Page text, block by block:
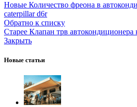
Новые Количество фреона в
caterpillar d6r
Обратно к списку
Старее Клапан трв автокондиционера
Закрыть
Новые статьи